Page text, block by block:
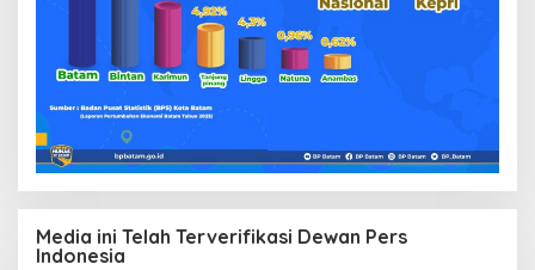
Media ini Telah Terverifikasi Dewan Pers
Indonesia